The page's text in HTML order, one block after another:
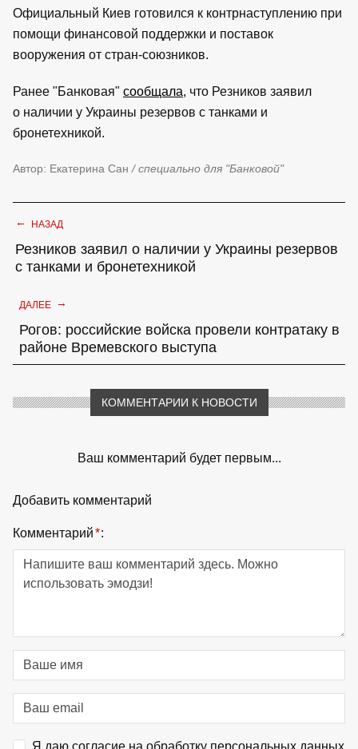
Официальный Киев готовился к контрнаступлению при
помощи финансовой поддержки и поставок
вооружения от стран-союзников.
Ранее "Банковая" сообщала, что Резников заявил
о наличии у Украины резервов с танками и
бронетехникой.
Автор: Екатерина Сан / специально для "Банковой"
← НАЗАД
Резников заявил о наличии у Украины резервов
с танками и бронетехникой
ДАЛЕЕ →
Рогов: российские войска провели контратаку в
районе Времевского выступа
КОММЕНТАРИИ К НОВОСТИ
Ваш комментарий будет первым...
Добавить комментарий
Комментарий*:
Я даю согласие на обработку персональных данных